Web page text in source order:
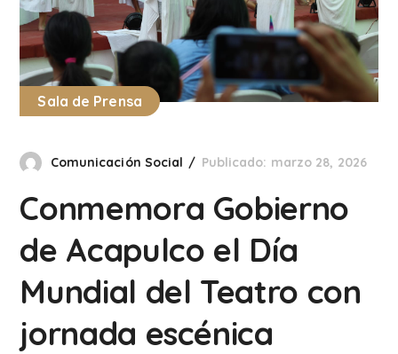
Sala de Prensa
Comunicación Social Publicado: marzo 28, 2026
Conmemora Gobierno
de Acapulco el Día
Mundial del Teatro con
jornada escénica